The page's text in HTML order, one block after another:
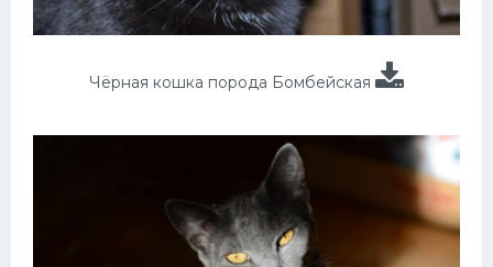
Чёрная кошка порода Бомбейская